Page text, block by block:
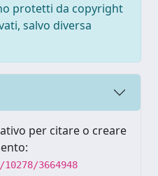
protetti da copyright
salvo diversa
per citare o creare
3664948